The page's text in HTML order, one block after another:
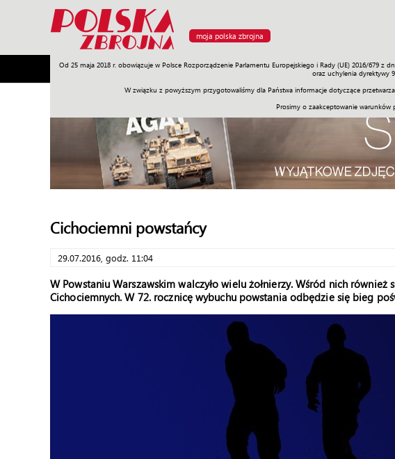
moja polska zbrojna
Od 25 maja 2018 r. obowiązuje w Polsce Rozporządzenie Parlamentu Europejskiego i Rady (UE) 2016/679
oraz uchylenia dyrektywy
W związku z powyższym przygotowaliśmy dla Państwa informacje dotyczące
Prosimy o zaakceptowanie
Armia Poligon Sprzęt Misje Polityka Prawo Świat
Cichociemni powstańcy
29.07.2016, godz. 11:04
W Powstaniu Warszawskim walczyło wielu żołnierzy. Wśród nich
Cichociemnych. W 72. rocznicę wybuchu powstania odbędzie się bieg